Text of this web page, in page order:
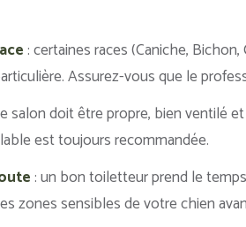
: certaines races (Caniche,
Assurez-vous que le
salon doit être propre, bien ventilé
est toujours recommandée.
: un bon toiletteur prend le
zones sensibles de votre chien